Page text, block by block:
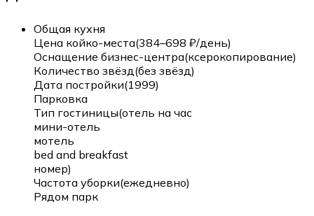
Общая кухня
Цена койко-места(384–698 ₽/день)
Оснащение бизнес-центра(ксерокопирование)
Количество звёзд(без звёзд)
Дата постройки(1999)
Парковка
Тип гостиницы(отель на час
мини-отель
мотель
bed and breakfast
номер)
Частота уборки(ежедневно)
Рядом парк